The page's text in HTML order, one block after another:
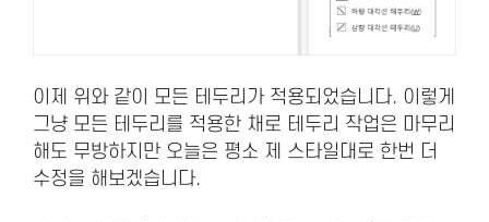
이제 위와 같이 모든 테두리가 적용되었습니다. 이렇게
그냥 모든 테두리를 적용한 채로 테두리 작업은 마무리
해도 무방하지만 오늘은 평소 제 스타일대로 한번 더
수정을 해보겠습니다.